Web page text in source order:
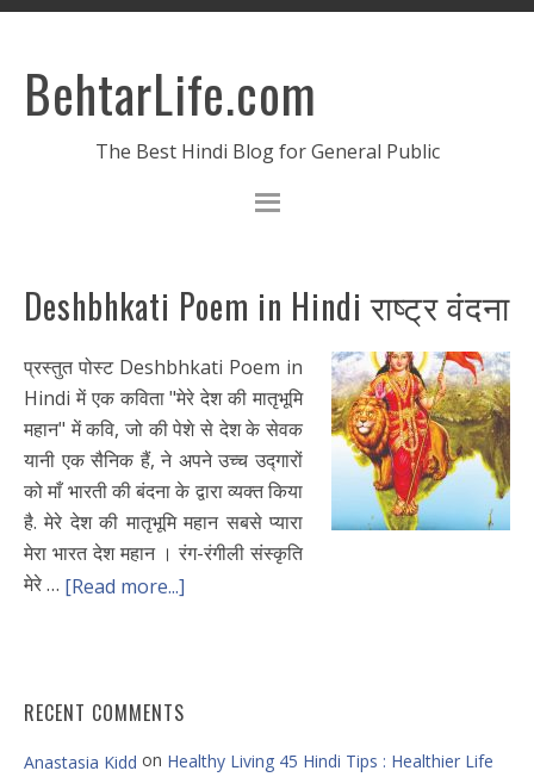
BehtarLife.com
The Best Hindi Blog for General Public
Deshbhkati Poem in Hindi राष्ट्र वंदना
प्रस्तुत पोस्ट Deshbhkati Poem in
Hindi में एक कविता "मेरे देश की मातृभूमि
महान" में कवि, जो की पेशे से देश के सेवक
यानी एक सैनिक हैं, ने अपने उच्च उद्गारों
को माँ भारती की बंदना के द्वारा व्यक्त किया
है. मेरे देश की मातृभूमि महान सबसे प्यारा
मेरा भारत देश महान । रंग-रंगीली संस्कृति
मेरे … [Read more...]
RECENT COMMENTS
Anastasia Kidd on Healthy Living 45 Hindi Tips : Healthier Life